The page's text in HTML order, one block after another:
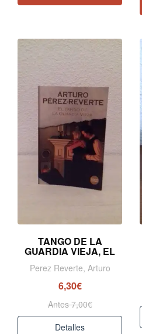
TANGO DE LA
GUARDIA VIEJA, EL
Perez Reverte, Arturo
6,30€
Antes 7,00€
Detalles